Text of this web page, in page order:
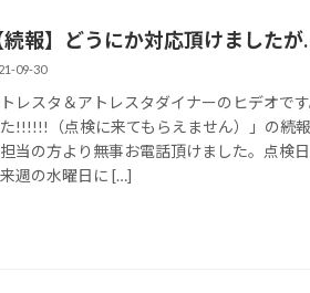
続報】どうにか対応頂けました
09-30
レスタ＆アトレスタダイナーのヒデオで
!!!!!!（点検に来てもらえません）」の続
当の方より無事お電話頂けました。点検
週の水曜日に […]